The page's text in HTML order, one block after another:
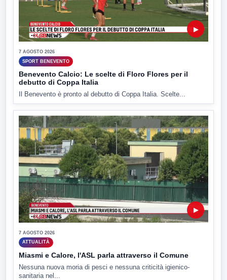
▶
7 AGOSTO 2026
SPORT BENEVENTO
Benevento Calcio: Le scelte di Floro Flores per il
debutto di Coppa Italia
Il Benevento è pronto al debutto di Coppa Italia. Scelte...
▶
7 AGOSTO 2026
ATTUALITÀ
Miasmi e Calore, l'ASL parla attraverso il Comune
Nessuna nuova moria di pesci e nessuna criticità igienico-
sanitaria nel...